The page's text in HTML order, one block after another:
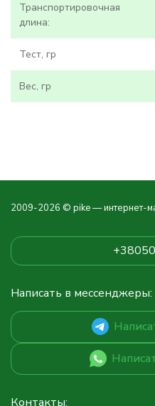
Транспортировочная
длина:
Тест, гр
Вес, гр
2009-2026 © pike — интернет-
Написать в мессенджеры:
Контакты: